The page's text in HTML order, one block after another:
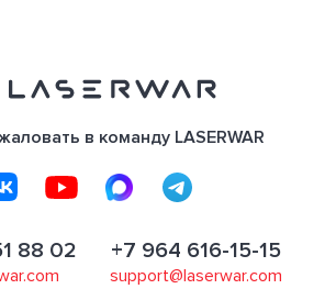
в команду LASERWAR
88 02 +7 964 616-15-15
support@laserwar.com